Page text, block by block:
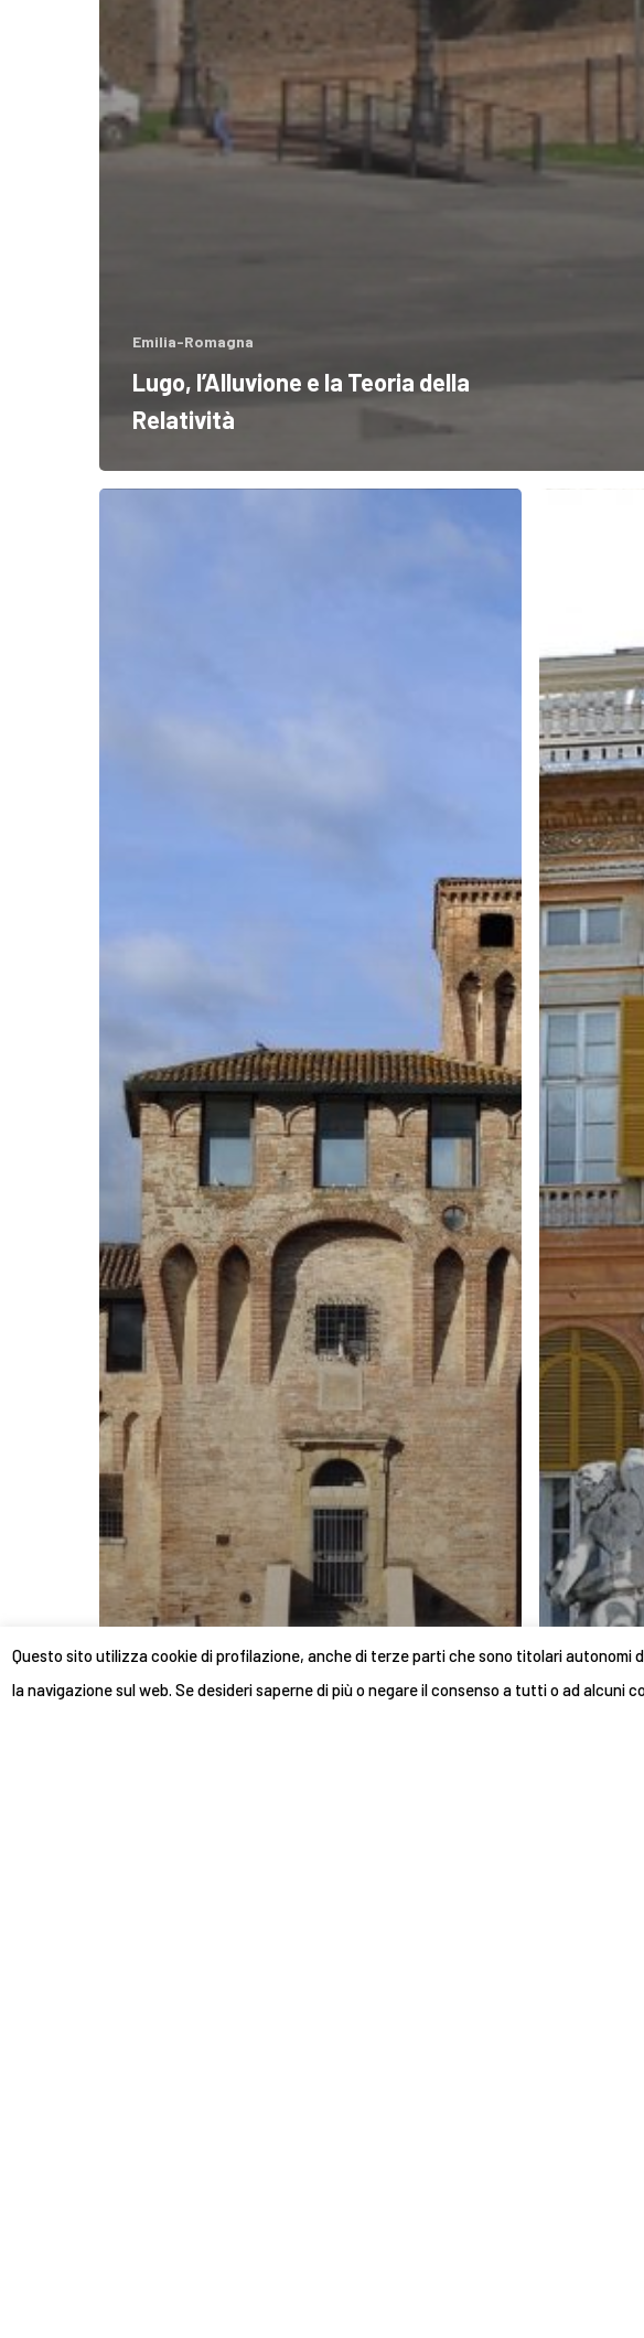
Emilia-Romagna
Lugo, l’Alluvione e la Teoria della
Relatività
Questo sito utilizza cookie di profilazione, anche di terze parti che sono titolari
la navigazione sul web. Se desideri saperne di più o negare il consenso a tutti o ad alcuni